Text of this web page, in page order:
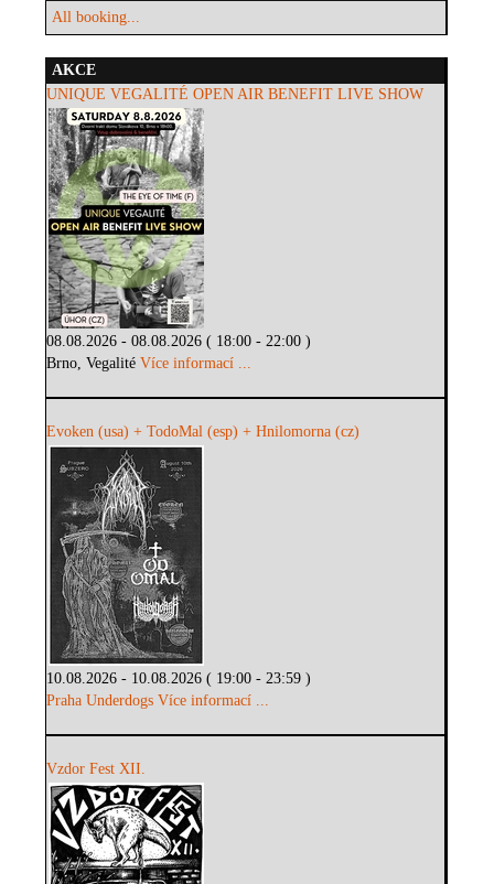
All booking...
AKCE
UNIQUE VEGALITÉ OPEN AIR BENEFIT LIVE SHOW
08.08.2026 - 08.08.2026 ( 18:00 - 22:00 )
Brno, VegalitéVíce informací ...
Evoken (usa) + TodoMal (esp) + Hnilomorna (cz)
10.08.2026 - 10.08.2026 ( 19:00 - 23:59 )
Praha Underdogs Více informací ...
Vzdor Fest XII.